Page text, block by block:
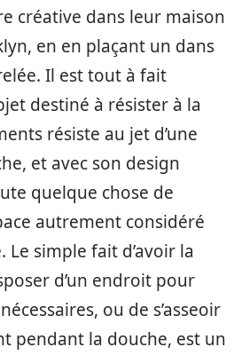
créative dans leur maison
en en plaçant un dans
Il est tout à fait
destiné à résister à la
résiste au jet d’une
et avec son design
quelque chose de
autrement considéré
simple fait d’avoir la
d’un endroit pour
ou de s’asseoir
pendant la douche, est un